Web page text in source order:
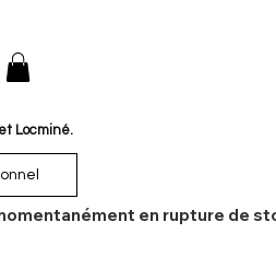
Locminé.
en rupture de